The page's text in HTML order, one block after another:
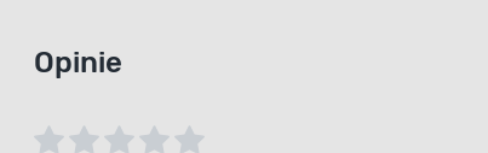
Opinie